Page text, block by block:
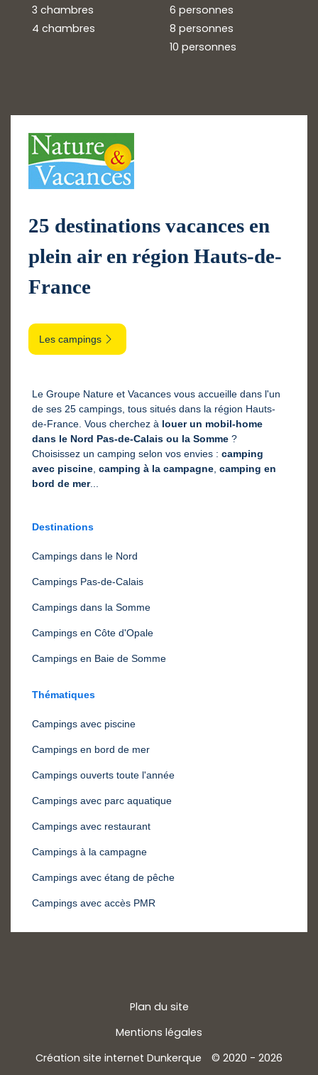
3 chambres
4 chambres
6 personnes
8 personnes
10 personnes
25 destinations vacances en
plein air en région Hauts-de-
France
Les campings
Le Groupe Nature et Vacances vous accueille dans l'un
de ses 25 campings, tous situés dans la région Hauts-
de-France. Vous cherchez à louer un mobil-home
dans le Nord Pas-de-Calais ou la Somme ?
Choisissez un camping selon vos envies : camping
avec piscine, camping à la campagne, camping en
bord de mer...
Destinations
Campings dans le Nord
Campings Pas-de-Calais
Campings dans la Somme
Campings en Côte d'Opale
Campings en Baie de Somme
Thématiques
Campings avec piscine
Campings en bord de mer
Campings ouverts toute l'année
Campings avec parc aquatique
Campings avec restaurant
Campings à la campagne
Campings avec étang de pêche
Campings avec accès PMR
Plan du site
Mentions légales
Création site internet Dunkerque
© 2020 - 2026